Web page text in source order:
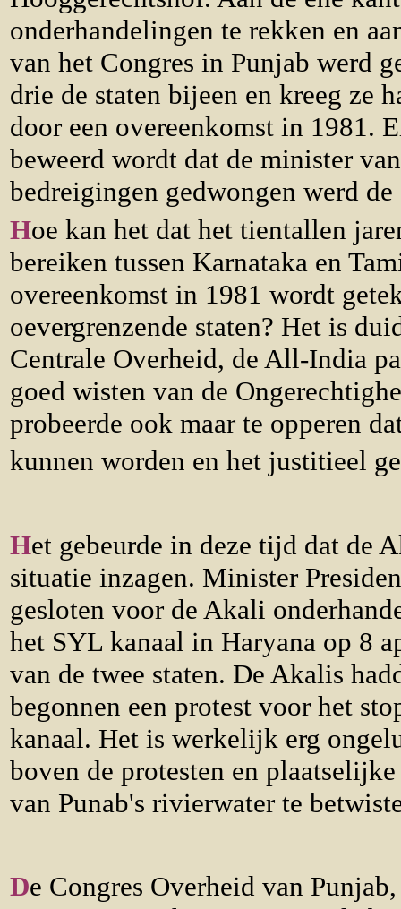
onderhandelingen te rekken en
van het Congres in Punjab werd
drie de staten bijeen en kreeg ze
door een overeenkomst in 1981.
beweerd wordt dat de minister
bedreigingen gedwongen werd
Hoe kan het dat het tientallen
bereiken tussen Karnataka en
overeenkomst in 1981 wordt
oevergrenzende staten? Het is
Centrale Overheid, de All-India
goed wisten van de
probeerde ook maar te opperen
kunnen worden en het justitieel
Het gebeurde in deze tijd dat de
situatie inzagen. Minister
gesloten voor de Akali
het SYL kanaal in Haryana op 8
van de twee staten. De Akalis
begonnen een protest voor het
kanaal. Het is werkelijk erg
boven de protesten en
van Punab's rivierwater te
De Congres Overheid van